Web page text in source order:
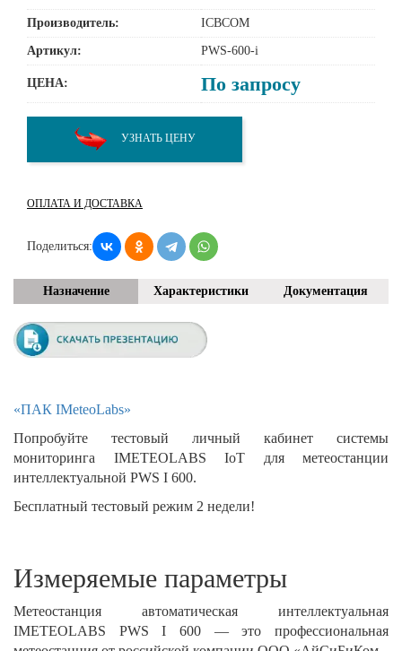
Производитель: ICBCOM
Артикул: PWS-600-i
ЦЕНА: По запросу
УЗНАТЬ ЦЕНУ
ОПЛАТА И ДОСТАВКА
Поделиться:
Назначение Характеристики Документация
«ПАК IMeteoLabs»
Попробуйте тестовый личный кабинет системы
мониторинга IMETEOLABS IoT для метеостанции
интеллектуальной PWS I 600.
Бесплатный тестовый режим 2 недели!
Измеряемые параметры
Метеостанция автоматическая интеллектуальная
IMETEOLABS PWS I 600 — это профессиональная